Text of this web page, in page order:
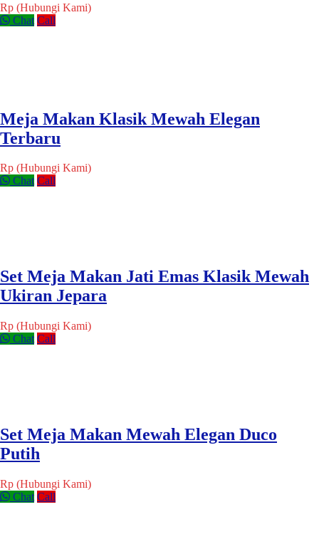
Rp (Hubungi Kami)
Chat Call
Meja Makan Klasik Mewah Elegan
Terbaru
Rp (Hubungi Kami)
Chat Call
Set Meja Makan Jati Emas Klasik Mewah
Ukiran Jepara
Rp (Hubungi Kami)
Chat Call
Set Meja Makan Mewah Elegan Duco
Putih
Rp (Hubungi Kami)
Chat Call